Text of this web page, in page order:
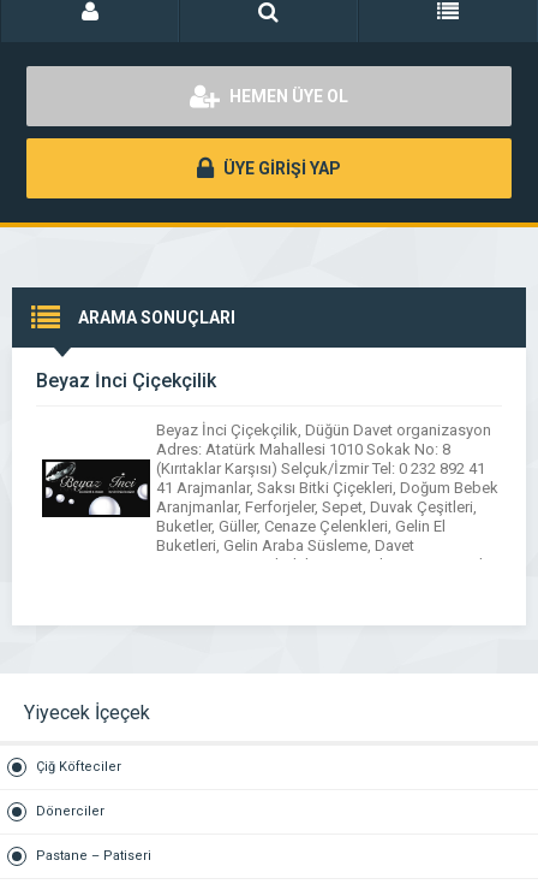
HEMEN ÜYE OL
ÜYE GİRİŞİ YAP
ARAMA SONUÇLARI
Beyaz İnci Çiçekçilik
Beyaz İnci Çiçekçilik, Düğün Davet organizasyon
Adres: Atatürk Mahallesi 1010 Sokak No: 8
(Kırıtaklar Karşısı) Selçuk/İzmir Tel: 0 232 892 41
41 Arajmanlar, Saksı Bitki Çiçekleri, Doğum Bebek
Aranjmanlar, Ferforjeler, Sepet, Duvak Çeşitleri,
Buketler, Güller, Cenaze Çelenkleri, Gelin El
Buketleri, Gelin Araba Süsleme, Davet
Organizasyon, Orkideler ve Panolar, Yapay Çiçek, •
Yiyecek İçeçek
Çiğ Köfteciler
Dönerciler
Pastane – Patiseri